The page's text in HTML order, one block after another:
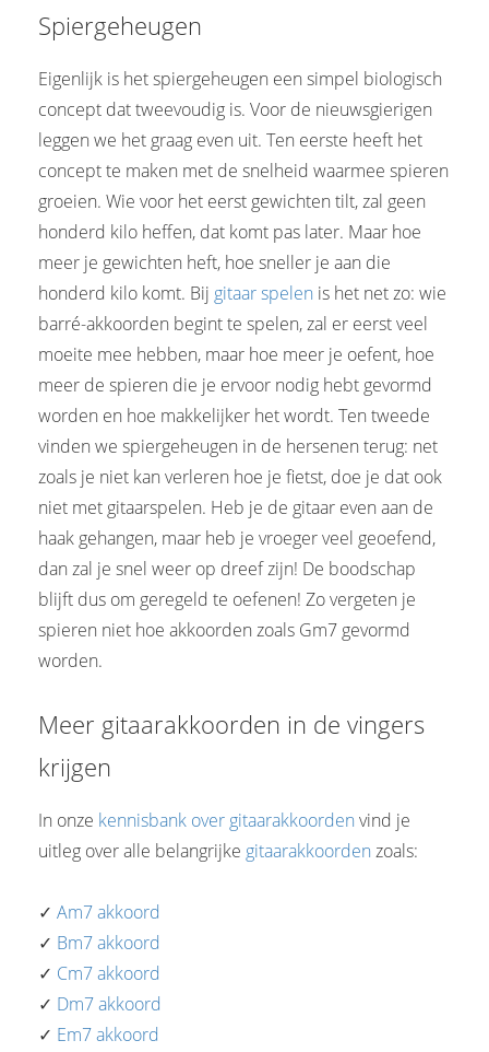
Spiergeheugen
Eigenlijk is het spiergeheugen een simpel biologisch
concept dat tweevoudig is. Voor de nieuwsgierigen
leggen we het graag even uit. Ten eerste heeft het
concept te maken met de snelheid waarmee spieren
groeien. Wie voor het eerst gewichten tilt, zal geen
honderd kilo heffen, dat komt pas later. Maar hoe
meer je gewichten heft, hoe sneller je aan die
honderd kilo komt. Bij gitaar spelen is het net zo: wie
barré-akkoorden begint te spelen, zal er eerst veel
moeite mee hebben, maar hoe meer je oefent, hoe
meer de spieren die je ervoor nodig hebt gevormd
worden en hoe makkelijker het wordt. Ten tweede
vinden we spiergeheugen in de hersenen terug: net
zoals je niet kan verleren hoe je fietst, doe je dat ook
niet met gitaarspelen. Heb je de gitaar even aan de
haak gehangen, maar heb je vroeger veel geoefend,
dan zal je snel weer op dreef zijn! De boodschap
blijft dus om geregeld te oefenen! Zo vergeten je
spieren niet hoe akkoorden zoals Gm7 gevormd
worden.
Meer gitaarakkoorden in de vingers
krijgen
In onze kennisbank over gitaarakkoorden vind je
uitleg over alle belangrijke gitaarakkoorden zoals:
✓ Am7 akkoord
✓ Bm7 akkoord
✓ Cm7 akkoord
✓ Dm7 akkoord
✓ Em7 akkoord